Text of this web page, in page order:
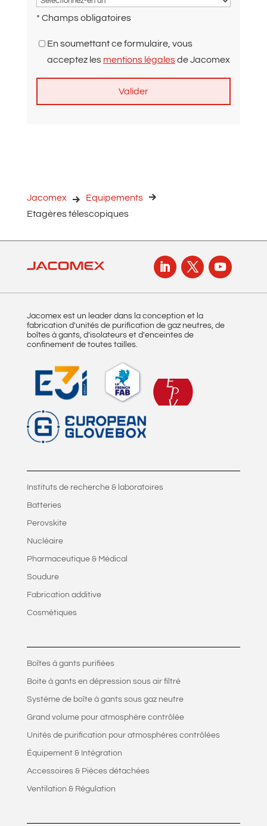
* Champs obligatoires
En soumettant ce formulaire, vous
acceptez les mentions légalesde Jacomex
n
a
i
:
Jacomex
Equipements
Etagères télescopiques
Jacomex est un leader dans la conception et la
fabrication d'unités de purification de gaz neutres, de
boîtes à gants, d'isolateurs et d'enceintes de
confinement de toutes tailles.
Instituts de recherche & laboratoires
Batteries
Perovskite
Nucléaire
Pharmaceutique & Médical
Soudure
Fabrication additive
Cosmétiques
Boîtes à gants purifiées
Boite à gants en dépression sous air filtré
Système de boîte à gants sous gaz neutre
Grand volume pour atmosphère contrôlée
Unités de purification pour atmosphères contrôlées
Équipement & Intégration
Accessoires & Pièces détachées
Ventilation & Régulation